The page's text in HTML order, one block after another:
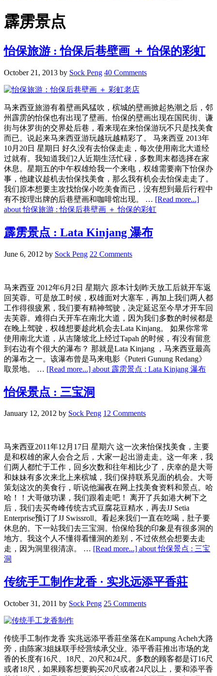
霹雳景点
怡保旅游 : 怡保后巷壁画 ＋ 怡保的彩虹
October 21, 2013 by Sock Peng 40 Comments
马来西亚旅游有着壁画风猛吹，槟城的壁画掀起热潮之后，邻
州霹雳的怡保也有出现了壁画。怡保的壁画出现在国民街、谦
街与休罗街的交界处后巷，看来现在来怡保游玩不只是找美食
而已。说起来马来西亚游玩越玩越精彩了。 马来西亚 2013年
10月20日 星期日 好久没有去怡保走走，每次使用南北大道经
过就有。我知道我们2人近期生活忙碌，多数周末都选择在家
休息。星期五的中午权雄给我一个来电，权雄需要南下怡保办
事，他建议趁机去怡保找美食，那么我有机会去怡保走走了。
我们原本想要主攻找怡保小吃美食而已，没有想到最后行程中
有不按理出牌的后巷壁画和咖啡馆出现。 … [Read more...]
about 怡保旅游 : 怡保后巷壁画 ＋ 怡保的彩虹
霹雳景点 : Lata Kinjang 瀑布
June 6, 2012 by Sock Peng 22 Comments
马来西亚 2012年6月2日 星期六 原本计划昨天放工后就开车返
回芙蓉。可是放工时候，权雄面对大塞车，再加上我们两人都
工作得很疲累，我们要有精神驾驶，决定延迟至今早才开车回
去芙蓉。难得白天开车在南北大道，因为我们多数的时候都是
在晚上驾驶，权雄想要趁此机会去Lata Kinjang。 如果你常常
使用南北大道，从吉隆坡北上经过Tapah 的时候，有没有留意
到右边有个很大的瀑布？ 那就是Lata Kinjang ，马来西亚最高
的瀑布之一。该瀑布曾是马来电影《Puteri Gunung Redang》
取景地。 … [Read more...] about 霹雳景点 : Lata Kinjang 瀑布
怡保景点 : 三宝洞
January 12, 2012 by Sock Peng 12 Comments
马来西亚2011年12月17日 星期六 这一次来怡保找美食，主要
是和权雄的家人会合之后，大家一起出游走走。这一年来，我
们两人都忙于工作，回乡次数和往年相比少了，庆幸的是大哥
和妹妹有多次来北上来槟城，我们保持联系见面的机会。大哥
策划这次的美食行，听说他漏夜在网上找美食资料和景点。哈
哈！！大哥做功课，我们跟着走吧！ 离开了兵如港大树下之
后，我们去买奇峰传统古式豆腐花豆精水，再去JJ Setia
Enterprise预订了JJ Swissroll。看起来我们一直在吃喝，肚子要
休息的。下一站我们去三宝洞。怡保给我的印象是有很多洞的
地方。我这个人不懂得看懂洞的差别，不过依然会想要去走
走，因为洞里很清凉。 … [Read more...] about 怡保景点 : 三宝
洞
传统手工制作龙香 · 实兆远添平香莊
October 31, 2011 by Sock Peng 25 Comments
传统手工制作龙香 实兆远添平香莊坐落在Kampung Acheh大路
旁，由陈家3姐妹联手经营续承父业。添平香莊推出市场的龙
香的长度有16尺、18尺、20尺和24尺。多数的顾客都是订16尺
或者18尺，如果顾客想要购买20尺或者24尺以上，要和添平香